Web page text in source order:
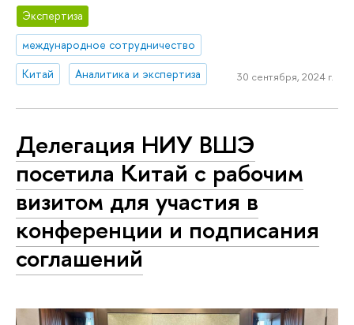
Экспертиза
международное сотрудничество
Китай
Аналитика и экспертиза 30 сентября, 2024 г.
Делегация НИУ ВШЭ
посетила Китай с рабочим
визитом для участия в
конференции и подписания
соглашений